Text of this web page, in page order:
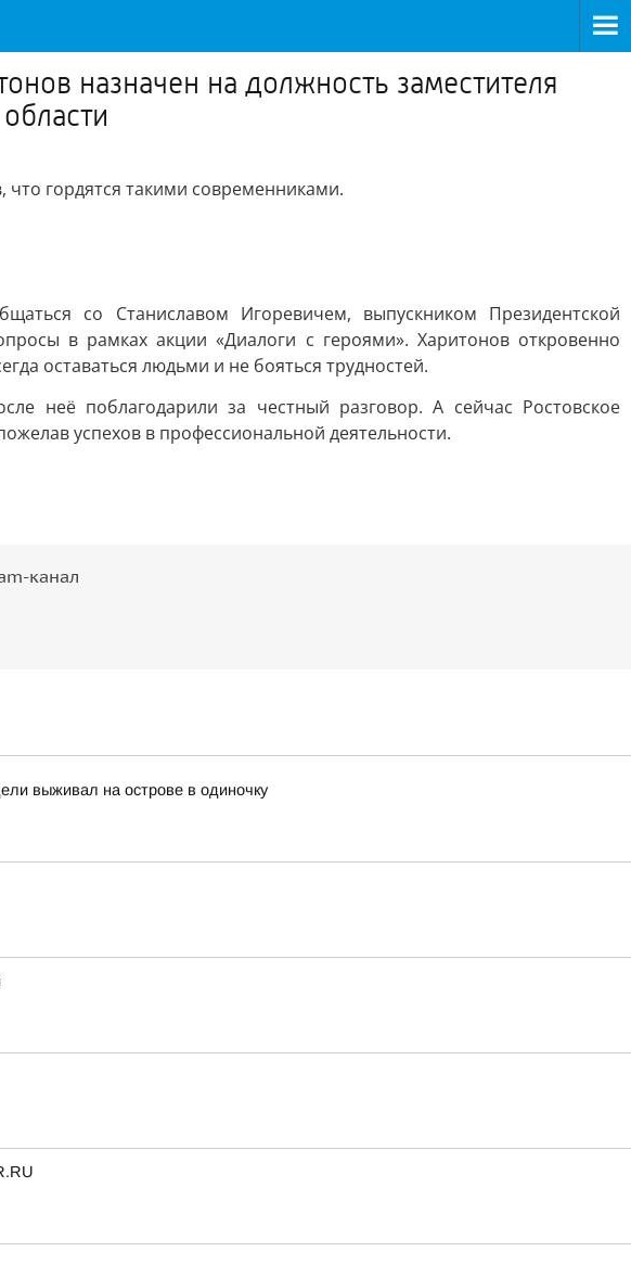
назначен на должность заместителя
гордятся такими современниками.
со Станиславом Игоревичем, выпускником Президентской
в рамках акции «Диалоги с героями». Харитонов откровенно
оставаться людьми и не бояться трудностей.
неё поблагодарили за честный разговор. А сейчас Ростовское
успехов в профессиональной деятельности.
канал
выживал на острове в одиночку